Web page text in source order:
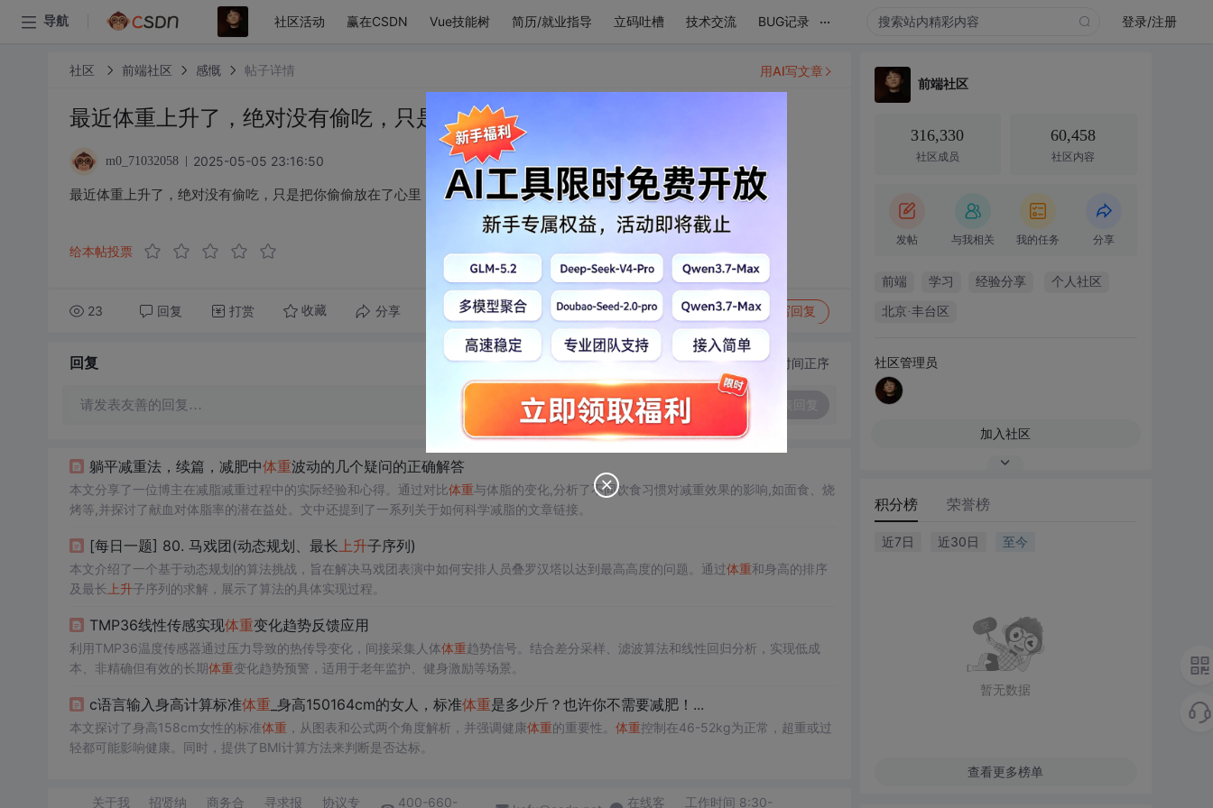
导航 社区活动 赢在CSDN Vue技能树 简历/就业指导 立码吐槽 技术交流 BUG记录 ... 登录/注册
社区 前端社区 感慨 帖子详情
最近体重上升了，绝对没有偷吃，只是把你偷偷放在了心里
m0_71032058 2025-05-05 23:16:50
最近体重上升了，绝对没有偷吃，只是把你偷偷放在了心里
给本帖投票
23 回复 打赏 收藏 分享 转发到动态 举报 写回复
用AI写文章
回复 切换为时间正序
请发表友善的回复…
躺平减重法，续篇，减肥中体重波动的几个疑问的正确解答
本文分享了一位博主在减脂减重过程中的实际经验和心得。通过对比体重与体脂的变化,分析了不同饮食习惯对减重效果的影响,如面食、烧
烤等,并探讨了献血对体脂率的潜在益处。文中还提到了一系列关于如何科学减脂的文章链接。
[每日一题] 80. 马戏团(动态规划、最长上升子序列)
本文介绍了一个基于动态规划的算法挑战，旨在解决马戏团表演中如何安排人员叠罗汉塔以达到最高高度的问题。通过体重和身高的排序
及最长 上升子序列的求解，展示了算法的具体实现过程。
TMP36线性传感实现体重变化趋势反馈应用
利用TMP36温度传感器通过压力导致的热传导变化，间接采集人体体重趋势信号。结合差分采样、滤波算法和线性回归分析，实现低成
本、非精确但有效的长期体重变化趋势预警，适用于老年监护、健身激励等场景。
c语言输入身高计算标准体重 _身高150164cm的女人，标准体重是多少斤？也许你不需要减肥！...
本文探讨了身高158cm女性的标准体重，从图表和公式两个角度解析，并强调健康体重的重要性。 体重控制在46-52kg为正常，超重或过
轻都可能影响健康。同时，提供了BMI计算方法来判断是否达标。
关于我 招贤纳 商务合 寻求报 协议专 400-660- 在线客 工作时间 8:30-
前端社区
316,330
社区成员
60,458
社区内容
发帖 与我相关 我的任务 分享
前端 学习 经验分享 个人社区
北京·丰台区
社区管理员
加入社区
积分榜 荣誉榜
近7日 近30日 至今
暂无数据
查看更多榜单